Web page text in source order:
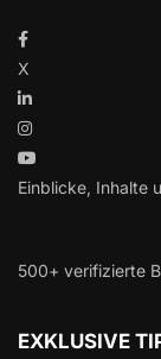
X
Einblicke, Inhalte
500+ verifizierte
EXKLUSIVE